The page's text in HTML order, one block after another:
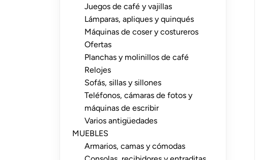
Juegos de café y vajillas
Lámparas, apliques y quinqués
Máquinas de coser y costureros
Ofertas
Planchas y molinillos de café
Relojes
Sofás, sillas y sillones
Teléfonos, cámaras de fotos y
máquinas de escribir
Varios antigüedades
MUEBLES
Armarios, camas y cómodas